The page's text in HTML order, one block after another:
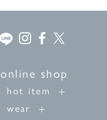
online shop
hot item
wear